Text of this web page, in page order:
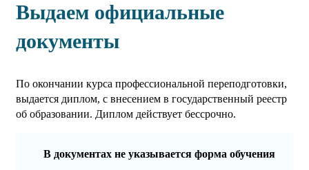
Выдаем официальные
документы
По окончании курса профессиональной переподготовки,
выдается диплом, с внесением в государственный реестр
об образовании. Диплом действует бессрочно.
В документах не указывается форма обучения